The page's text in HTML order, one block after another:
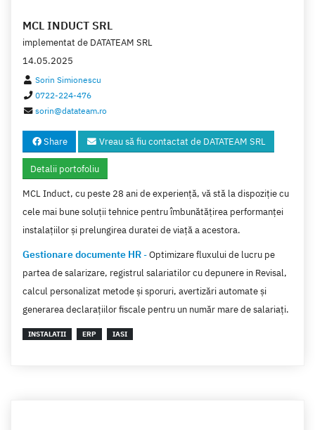
MCL INDUCT SRL
implementat de DATATEAM SRL
14.05.2025
Sorin Simionescu
0722-224-476
sorin@datateam.ro
Share Vreau să fiu contactat de DATATEAM SRL
Detalii portofoliu
MCL Induct, cu peste 28 ani de experiență, vă stă la dispoziție cu
cele mai bune soluții tehnice pentru îmbunătățirea performanței
instalațiilor și prelungirea duratei de viață a acestora.
Gestionare documente HR-Optimizare fluxului de lucru pe
partea de salarizare, registrul salariatilor cu depunere in Revisal,
calcul personalizat metode și sporuri, avertizări automate și
generarea declarațiilor fiscale pentru un număr mare de salariați.
INSTALATII ERP IASI